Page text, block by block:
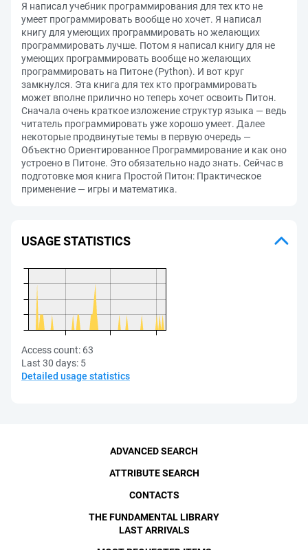
Я написал учебник программирования для тех кто не
умеет программировать вообще но хочет. Я написал
книгу для умеющих программировать но желающих
программировать лучше. Потом я написал книгу для не
умеющих программировать вообще но желающих
программировать на Питоне (Python). И вот круг
замкнулся. Эта книга для тех кто программировать
может вполне прилично но теперь хочет освоить Питон.
Сначала очень краткое изложение структур языка — ведь
читатель программировать уже хорошо умеет. Далее
некоторые продвинутые темы в первую очередь —
Объектно Ориентированное Программирование и как оно
устроено в Питоне. Это обязательно надо знать. Сейчас в
подготовке моя книга Простой Питон: Практическое
применение — игры и математика.
USAGE STATISTICS
Access count: 63
Last 30 days: 5
Detailed usage statistics
ADVANCED SEARCH
ATTRIBUTE SEARCH
CONTACTS
THE FUNDAMENTAL LIBRARY
LAST ARRIVALS